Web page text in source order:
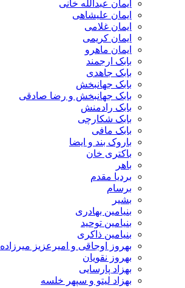
ایمان عبدالله خانی
ایمان علیشاهی
ایمان غلامی
ایمان کریمی
ایمان ماهرو
بابک ارجمند
بابک جاهدی
بابک جهانبخش
بابک جهانبخش و رضا صادقی
بابک رادمنش
بابک شکارچی
بابک مافی
باروک بند و ایضا
باکتری خان
باهر
بردیا مقدم
برسام
بشیر
بنیامین بهادری
بنیامین توحید
بنیامین ذاکری
بهروز اوجاقی و امیرعزیز میرزاده
بهروز نقویان
بهزاد پارسایی
بهزاد لیتو و سپهر خلسه